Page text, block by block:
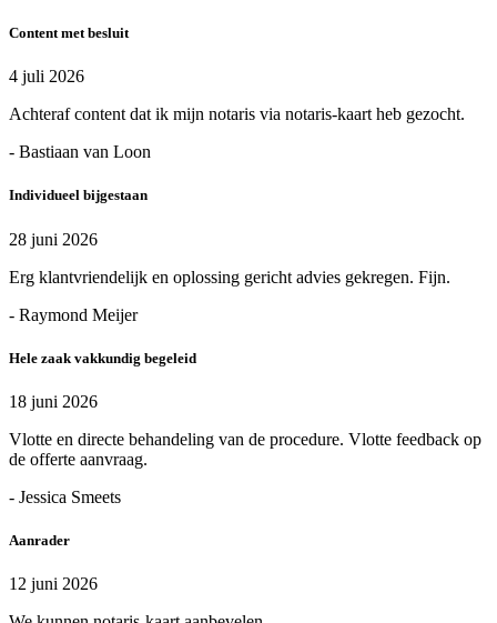
Content met besluit
4 juli 2026
Achteraf content dat ik mijn notaris via notaris-kaart heb gezocht.
- Bastiaan van Loon
Individueel bijgestaan
28 juni 2026
Erg klantvriendelijk en oplossing gericht advies gekregen. Fijn.
- Raymond Meijer
Hele zaak vakkundig begeleid
18 juni 2026
Vlotte en directe behandeling van de procedure. Vlotte feedback op
de offerte aanvraag.
- Jessica Smeets
Aanrader
12 juni 2026